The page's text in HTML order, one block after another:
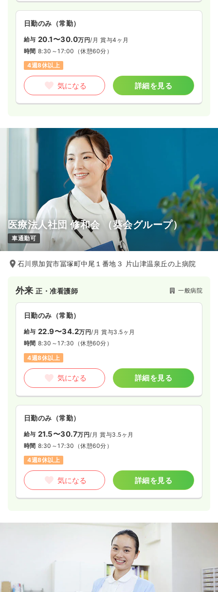
日勤のみ（常勤）
給与 20.1〜30.0万円/月 賞与4ヶ月
時間 8:30～17:00 （休憩60分）
4週8休以上
気になる 詳細を見る
医療法人社団 修和会 （葵会グループ）
車通勤可
石川県加賀市冨塚町中尾１番地３ 片山津温泉丘の上病院
外来正・准看護師 一般病院
日勤のみ（常勤）
給与 22.9〜34.2万円/月 賞与3.5ヶ月
時間 8:30～17:30 （休憩60分）
4週8休以上
気になる 詳細を見る
日勤のみ（常勤）
給与 21.5〜30.7万円/月 賞与3.5ヶ月
時間 8:30～17:30 （休憩60分）
4週8休以上
気になる 詳細を見る